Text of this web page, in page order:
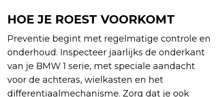
HOE JE ROEST VOORKOMT
Preventie begint met regelmatige controle en
onderhoud. Inspecteer jaarlijks de onderkant
van je BMW 1 serie, met speciale aandacht
voor de achteras, wielkasten en het
differentiaalmechanisme. Zorg dat je ook